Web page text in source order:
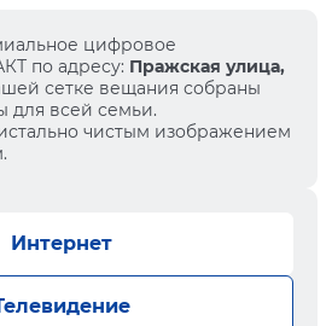
цифровое
по адресу: Пражская улица,
сетке вещания собраны
для всей семьи.
чистым изображением
Интернет